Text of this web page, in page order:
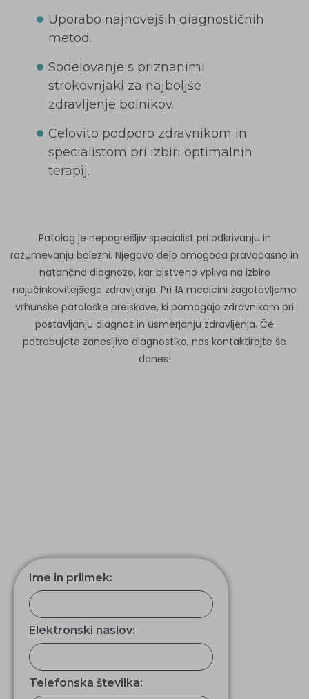
Uporabo najnovejših diagnostičnih
metod.
Sodelovanje s priznanimi
strokovnjaki za najboljše
zdravljenje bolnikov.
Celovito podporo zdravnikom in
specialistom pri izbiri optimalnih
terapij.
Patolog je nepogrešljiv specialist pri odkrivanju in
razumevanju bolezni. Njegovo delo omogoča pravočasno in
natančno diagnozo, kar bistveno vpliva na izbiro
najučinkovitejšega zdravljenja. Pri 1A medicini zagotavljamo
vrhunske patološke preiskave, ki pomagajo zdravnikom pri
postavljanju diagnoz in usmerjanju zdravljenja. Če
potrebujete zanesljivo diagnostiko, nas kontaktirajte še
danes!
Ime in priimek:
Elektronski naslov:
Telefonska številka: